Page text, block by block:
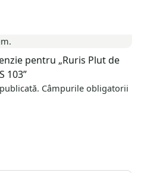
pentru „Ruris Plut de
103”
Câmpurile obligatorii